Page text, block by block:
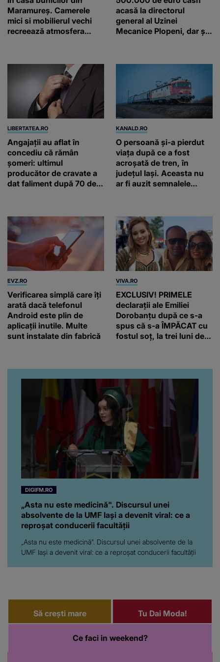
Maramureș. Camerele
mici si mobilierul vechi
recreează atmosfera
acasă la directorul
general al Uzinei
Mecanice Plopeni, dar și
LIBERTATEA.RO
Angajații au aflat în
concediu că rămân
șomeri: ultimul
producător de cravate a
dat faliment după 70 de
KANALD.RO
O persoană și-a pierdut
viața după ce a fost
acroșată de tren, în
județul Iași. Aceasta nu
ar fi auzit semnalele
EVZ.RO
Verificarea simplă care îți
arată dacă telefonul
Android este plin de
aplicații inutile. Multe
sunt instalate din fabrică
VIVA.RO
EXCLUSIV! PRIMELE
declarații ale Emiliei
Dorobanțu după ce s-a
spus că s-a ÎMPĂCAT cu
fostul soț, la trei luni de
artistă i-a lăsat MASCĂ
pe toți. De data aceasta,
chiar a rupt tăcerea:
”Poate că aveam să ne
spunem, să ne...”
DIGIFM.RO
„Asta nu este medicină". Discursul unei
absolvente de la UMF Iași a devenit viral: ce a
reproșat conducerii facultății
„Asta nu este medicină". Discursul unei absolvente de la
UMF Iași a devenit viral: ce a reproșat conducerii facultății
Să crești mare Tu Dai Moda!
Ce faci in weekend?